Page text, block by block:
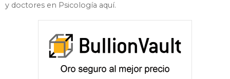
y doctores en Psicología aquí.